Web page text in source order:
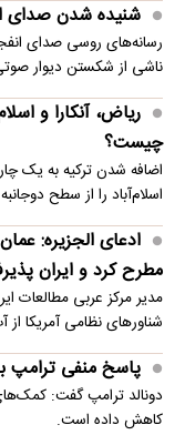
شنیده شدن صدای
رسانه‌های روسی صدای
ناشی از شکستن دیوار
ریاض، آنکارا و
چیست؟
اضافه شدن ترکیه به یک
اسلام‌آباد را از سطح
ادعای الجزیره:
مطرح کرد و ایران
مدیر مرکز عربی مطالعات
شناورهای نظامی آمریکا
پاسخ منفی ترامپ
دونالد ترامپ گفت:
کاهش داده است.